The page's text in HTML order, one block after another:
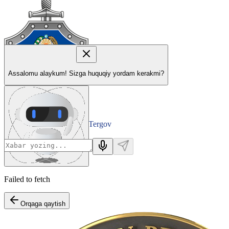
Tergov
Departamenti
Assalomu alaykum! Sizga huquqiy yordam kerakmi?
Failed to fetch
Orqaga qaytish